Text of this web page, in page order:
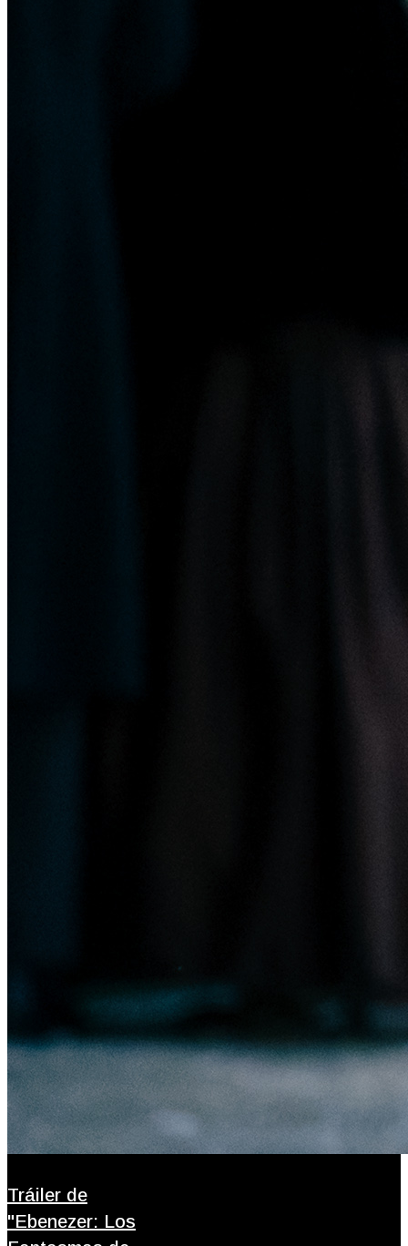
Tráiler de
"Ebenezer: Los